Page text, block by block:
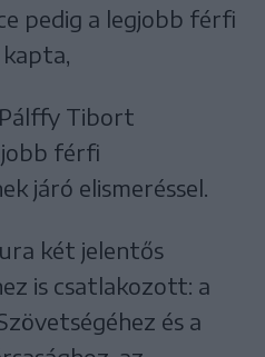
pedig a legjobb férfi
Tibort
férfi
járó elismeréssel.
két jelentős
is csatlakozott: a
és a